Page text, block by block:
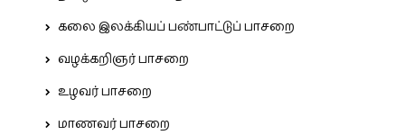
கலை இலக்கியப் பண்பாட்டுப் பாசறை
வழக்கறிஞர் பாசறை
உழவர் பாசறை
மாணவர் பாசறை